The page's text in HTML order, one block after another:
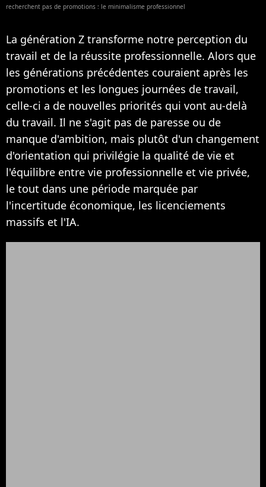
recherchent pas de promotions : le minimalisme professionnel
La génération Z transforme notre perception du
travail et de la réussite professionnelle. Alors que
les générations précédentes couraient après les
promotions et les longues journées de travail,
celle-ci a de nouvelles priorités qui vont au-delà
du travail. Il ne s'agit pas de paresse ou de
manque d'ambition, mais plutôt d'un changement
d'orientation qui privilégie la qualité de vie et
l'équilibre entre vie professionnelle et vie privée,
le tout dans une période marquée par
l'incertitude économique, les licenciements
massifs et l'IA.